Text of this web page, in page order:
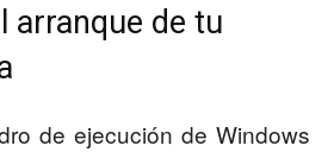
arranque de tu
de ejecución de Windows